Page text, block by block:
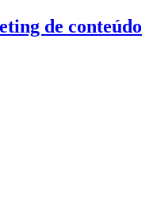
de conteúdo